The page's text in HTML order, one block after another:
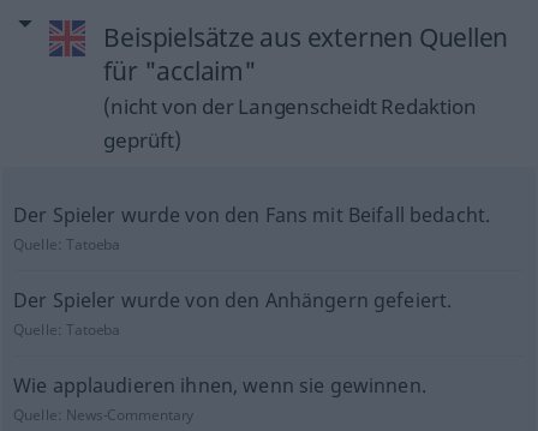
Beispielsätze aus externen Quellen
für "acclaim"
(nicht von der Langenscheidt Redaktion
geprüft)
Der Spieler wurde von den Fans mit Beifall bedacht.
Quelle:Tatoeba
Der Spieler wurde von den Anhängern gefeiert.
Quelle:Tatoeba
Wie applaudieren ihnen, wenn sie gewinnen.
Quelle: News-Commentary